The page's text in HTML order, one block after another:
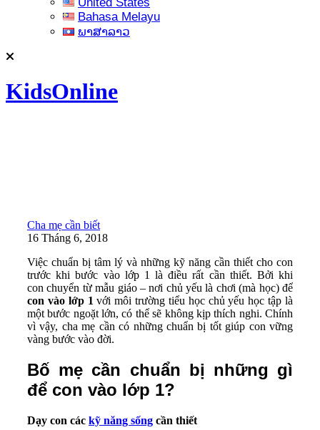
Bahasa Melayu
ພາສາລາວ
KidsOnline
Cha mẹ cần biết
16 Tháng 6, 2018
Việc chuẩn bị tâm lý và những kỹ năng cần thiết cho con
trước khi bước vào lớp 1 là điều rất cần thiết. Bởi khi
con chuyển từ mẫu giáo – nơi chủ yếu là chơi (mà học) để
con vào lớp 1 với môi trường tiểu học chủ yếu học tập là
một bước ngoặt lớn, có thể sẽ không kịp thích nghi. Chính
vì vậy, cha mẹ cần có những chuẩn bị tốt giúp con vững
vàng bước vào đời.
Bố mẹ cần chuẩn bị những gì
để con vào lớp 1?
Dạy con các kỹ năng sống cần thiết